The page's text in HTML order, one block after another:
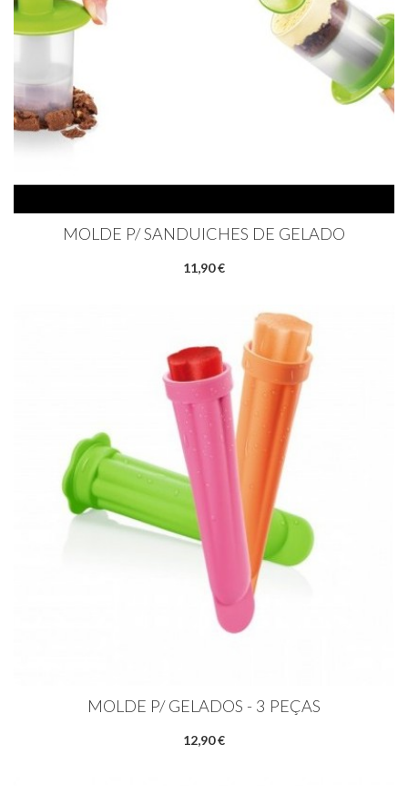
MOLDE P/ SANDUICHES DE GELADO
11,90 €
MOLDE P/ GELADOS - 3 PEÇAS
12,90 €